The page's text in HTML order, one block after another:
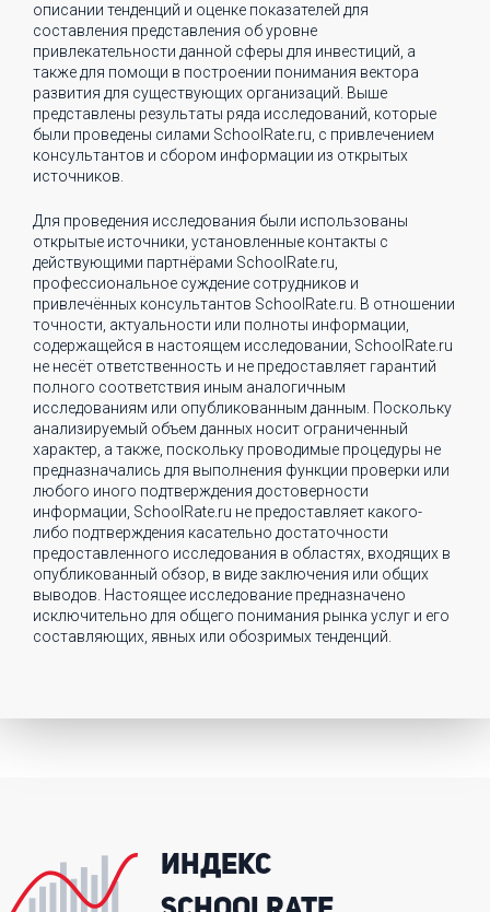
описании тенденций и оценке показателей для
составления представления об уровне
привлекательности данной сферы для инвестиций, а
также для помощи в построении понимания вектора
развития для существующих организаций. Выше
представлены результаты ряда исследований, которые
были проведены силами SchoolRate.ru, с привлечением
консультантов и сбором информации из открытых
источников.
Для проведения исследования были использованы
открытые источники, установленные контакты с
действующими партнёрами SchoolRate.ru,
профессиональное суждение сотрудников и
привлечённых консультантов SchoolRate.ru. В отношении
точности, актуальности или полноты информации,
содержащейся в настоящем исследовании, SchoolRate.ru
не несёт ответственность и не предоставляет гарантий
полного соответствия иным аналогичным
исследованиям или опубликованным данным. Поскольку
анализируемый объем данных носит ограниченный
характер, а также, поскольку проводимые процедуры не
предназначались для выполнения функции проверки или
любого иного подтверждения достоверности
информации, SchoolRate.ru не предоставляет какого-
либо подтверждения касательно достаточности
предоставленного исследования в областях, входящих в
опубликованный обзор, в виде заключения или общих
выводов. Настоящее исследование предназначено
исключительно для общего понимания рынка услуг и его
составляющих, явных или обозримых тенденций.
ИНДЕКС